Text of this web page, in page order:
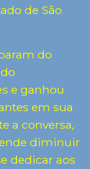
de São
do
e ganhou
em sua
a conversa,
diminuir
dedicar aos